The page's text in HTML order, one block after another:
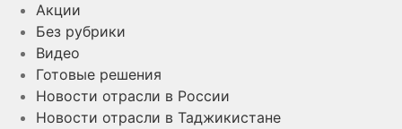
Акции
Без рубрики
Видео
Готовые решения
Новости отрасли в России
Новости отрасли в Таджикистане